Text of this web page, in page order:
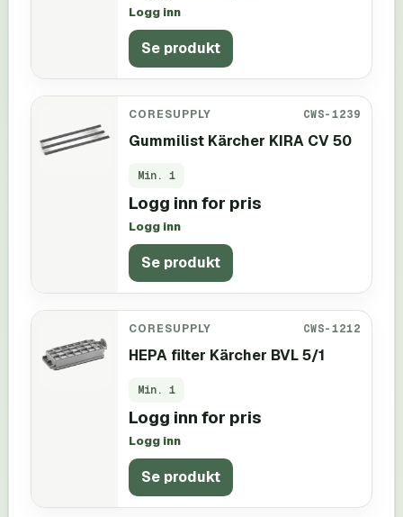
Logg inn
Se produkt
CORESUPPLY CWS-1239
Gummilist Kärcher KIRA CV 50
Min. 1
Logg inn for pris
Logg inn
Se produkt
CORESUPPLY CWS-1212
HEPA filter Kärcher BVL 5/1
Min. 1
Logg inn for pris
Logg inn
Se produkt